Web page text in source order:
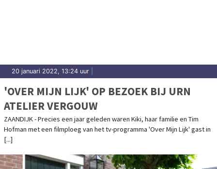
20 januari 2022, 13:24 uur
'OVER MIJN LIJK' OP BEZOEK BIJ URN
ATELIER VERGOUW
ZAANDIJK - Precies een jaar geleden waren Kiki, haar familie en Tim
Hofman met een filmploeg van het tv-programma 'Over Mijn Lijk' gast in
[...]